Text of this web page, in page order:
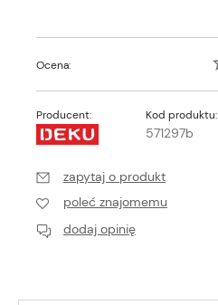
Ocena:
Producent: Kod produktu:
571297b
zapytaj o produkt
poleć znajomemu
dodaj opinię